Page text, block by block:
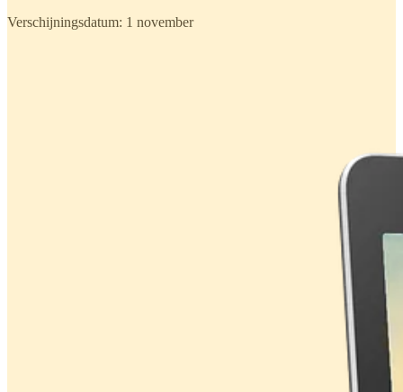
Verschijningsdatum: 1 november